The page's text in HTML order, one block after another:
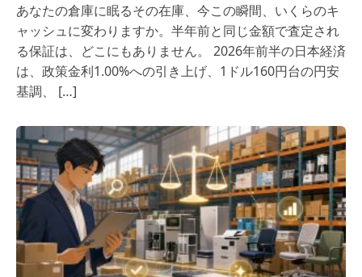
あなたの倉庫に眠るその在庫、今この瞬間、いくらのキ
ャッシュに変わりますか。半年前と同じ金額で査定され
る保証は、どこにもありません。 2026年前半の日本経済
は、政策金利1.00%への引き上げ、1ドル160円台の円安
基調、 […]